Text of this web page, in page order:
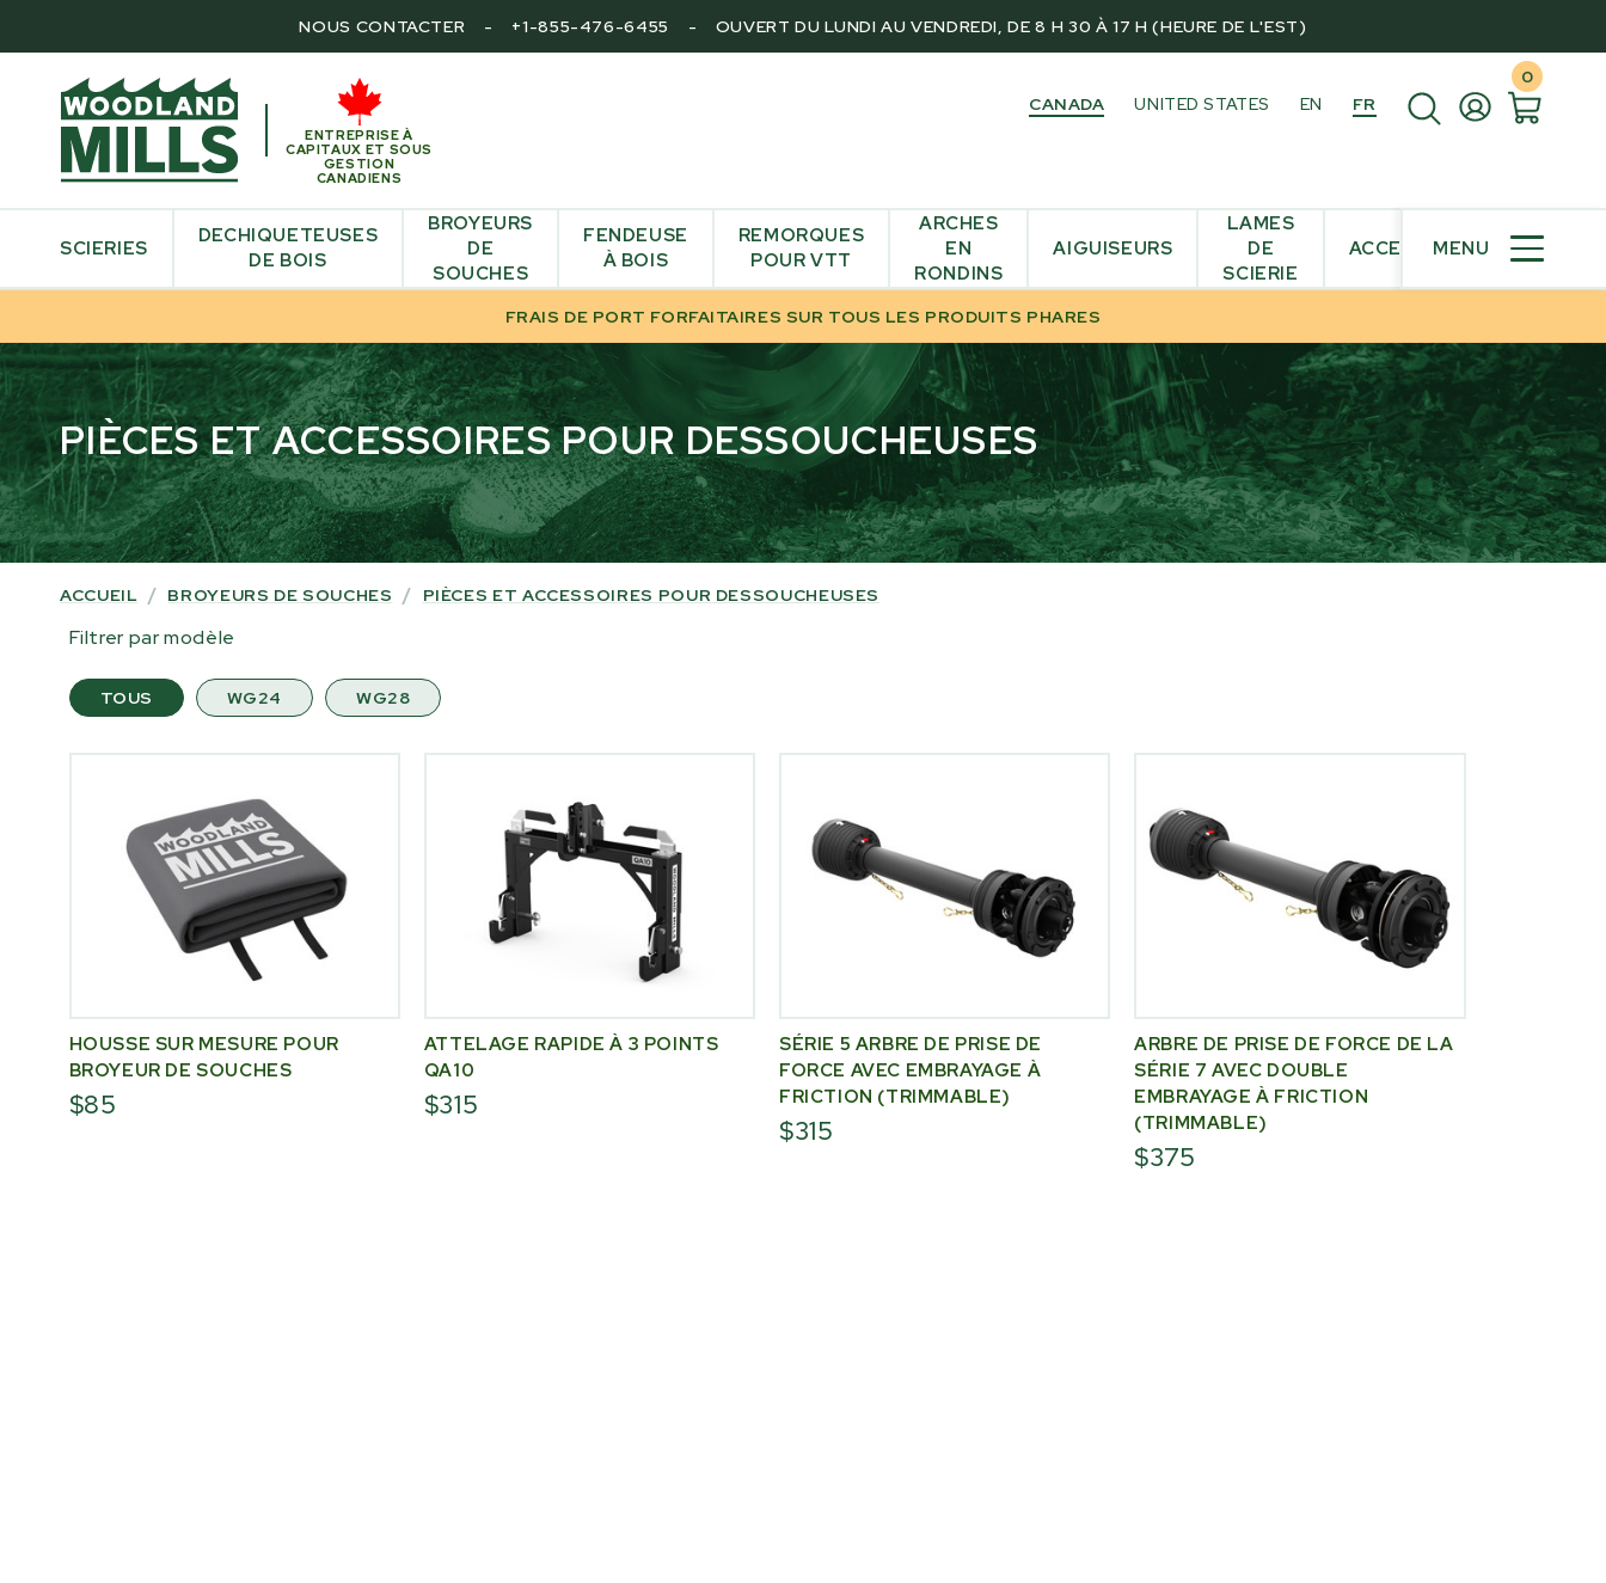
NOUS CONTACTER - +1-855-476-6455 - OUVERT DU LUNDI AU VENDREDI, DE 8 H 30 À 17 H (HEURE DE L'EST)
ENTREPRISE À
CAPITAUX ET SOUS
GESTION
CANADIENS
CANADA UNITED STATES EN FR
0
SCIERIES
DECHIQUETEUSES
DE BOIS
BROYEURS
DE
SOUCHES
FENDEUSE
À BOIS
REMORQUES
POUR VTT
ARCHES
EN
RONDINS
AIGUISEURS
LAMES
DE
SCIERIE
ACCESSOIRES
MENU
FRAIS DE PORT FORFAITAIRES SUR TOUS LES PRODUITS PHARES
PIÈCES ET ACCESSOIRES POUR DESSOUCHEUSES
ACCUEIL / BROYEURS DE SOUCHES / PIÈCES ET ACCESSOIRES POUR DESSOUCHEUSES
Filtrer par modèle
TOUS WG24 WG28
HOUSSE SUR MESURE POUR
BROYEUR DE SOUCHES
$85
ATTELAGE RAPIDE À 3 POINTS
QA10
$315
SÉRIE 5 ARBRE DE PRISE DE
FORCE AVEC EMBRAYAGE À
FRICTION (TRIMMABLE)
$315
ARBRE DE PRISE DE FORCE DE LA
SÉRIE 7 AVEC DOUBLE
EMBRAYAGE À FRICTION
(TRIMMABLE)
$375